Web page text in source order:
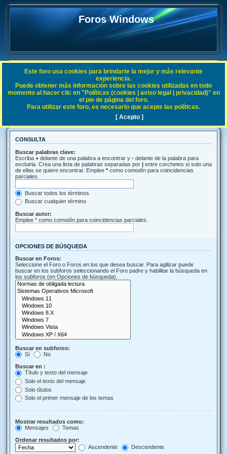
Foros Windows
FAQ
Índice general Buscar
Buscar
CONSULTA
Buscar palabras clave:
Escriba + delante de una palabra a encontrar y - delante de la palabra para
excluirla. Crea una lista de palabras separadas por | entre corchetes si solo una
de ellas se quiere encontrar. Emplee * como comodín para coincidencias
parciales.
Buscar todos los términos
Buscar cualquier término
Buscar autor:
Emplee * como comodín para coincidencias parciales.
OPCIONES DE BÚSQUEDA
Buscar en Foros:
Seleccione el Foro o Foros en los que desea buscar. Para agilizar puede
buscar en los subforos seleccionando el Foro padre y habilitar la búsqueda en
los subforos (en Opciones de búsqueda).
Buscar en subforos:
Sí
No
Buscar en :
Título y texto del mensaje
Solo el texto del mensaje
Solo títulos
Solo el primer mensaje de los temas
Mostrar resultados como:
Mensajes
Temas
Ordenar resultados por:
Ascendente
Descendente
Este foro usa cookies para brindarte la mejor y más relevante
experiencia.
Puede obtener más información sobre las cookies utilizadas en todo
momento al hacer clic en "Políticas (cookies | aviso legal | privacidad)" en
el pie de página del foro.
Para utilizar este foro, es necesario que acepte las políticas.
[ Acepto ]